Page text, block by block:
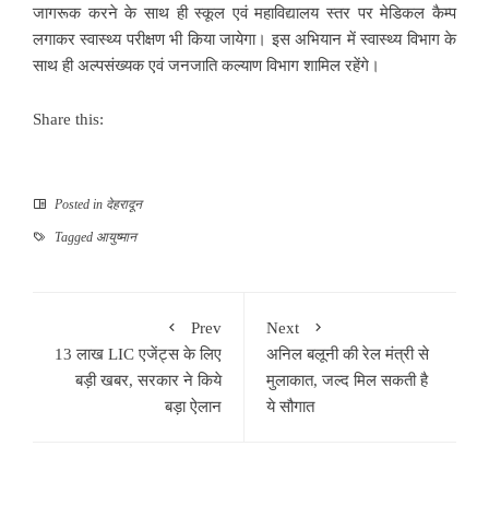
जागरूक करने के साथ ही स्कूल एवं महाविद्यालय स्तर पर मेडिकल कैम्प
लगाकर स्वास्थ्य परीक्षण भी किया जायेगा। इस अभियान में स्वास्थ्य विभाग के
साथ ही अल्पसंख्यक एवं जनजाति कल्याण विभाग शामिल रहेंगे।
Share this:
Posted in देहरादून
Tagged आयुष्मान
Prev
13 लाख LIC एजेंट्स के लिए
बड़ी खबर, सरकार ने किये
बड़ा ऐलान
Next
अनिल बलूनी की रेल मंत्री से
मुलाकात, जल्द मिल सकती है
ये सौगात